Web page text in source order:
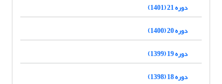
دوره 21 (1401)
دوره 20 (1400)
دوره 19 (1399)
دوره 18 (1398)